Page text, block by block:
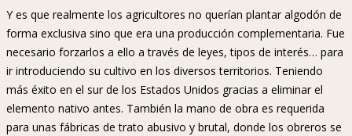
Y es que realmente los agricultores no querían plantar algodón de
forma exclusiva sino que era una producción complementaria. Fue
necesario forzarlos a ello a través de leyes, tipos de interés… para
ir introduciendo su cultivo en los diversos territorios. Teniendo
más éxito en el sur de los Estados Unidos gracias a eliminar el
elemento nativo antes. También la mano de obra es requerida
para unas fábricas de trato abusivo y brutal, donde los obreros se